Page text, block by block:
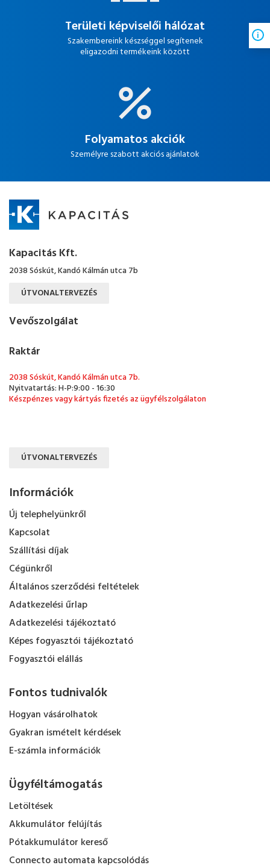
Területi képviselői hálózat
Szakembereink készséggel segítenek
eligazodni termékeink között
Folyamatos akciók
Személyre szabott akciós ajánlatok
Kapacitás Kft.
2038 Sóskút, Kandó Kálmán utca 7b
ÚTVONALTERVEZÉS
Vevőszolgálat
Raktár
2038 Sóskút, Kandó Kálmán utca 7b.
Nyitvatartás: H-P:9:00 - 16:30
Készpénzes vagy kártyás fizetés az ügyfélszolgálaton
ÚTVONALTERVEZÉS
Információk
Új telephelyünkről
Kapcsolat
Szállítási díjak
Cégünkről
Általános szerződési feltételek
Adatkezelési űrlap
Adatkezelési tájékoztató
Képes fogyasztói tájékoztató
Fogyasztói elállás
Fontos tudnivalók
Hogyan vásárolhatok
Gyakran ismételt kérdések
E-számla információk
Ügyféltámogatás
Letöltések
Akkumulátor felújítás
Pótakkumulátor kereső
Connecto automata kapcsolódás